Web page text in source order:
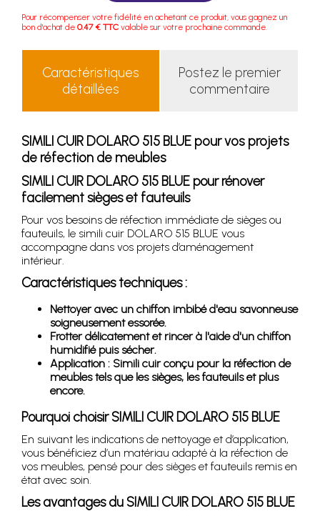
Pour récompenser votre fidélité en achetant ce produit, vous gagnez un
bon d'achat de 0.47 € TTC valable sur votre prochaine commande.
Caractéristiques
détaillées
Postez le premier
commentaire
SIMILI CUIR DOLARO 515 BLUE pour vos projets
de réfection de meubles
SIMILI CUIR DOLARO 515 BLUE pour rénover
facilement sièges et fauteuils
Pour vos besoins de réfection immédiate de sièges ou
fauteuils, le simili cuir DOLARO 515 BLUE vous
accompagne dans vos projets d’aménagement
intérieur.
Caractéristiques techniques :
Nettoyer avec un chiffon imbibé d'eau savonneuse
soigneusement essorée.
Frotter délicatement et rincer à l'aide d'un chiffon
humidifié puis sécher.
Application : Simili cuir conçu pour la réfection de
meubles tels que les sièges, les fauteuils et plus
encore.
Pourquoi choisir SIMILI CUIR DOLARO 515 BLUE
En suivant les indications de nettoyage et d’application,
vous bénéficiez d’un matériau adapté à la réfection de
vos meubles, pensé pour des sièges et fauteuils remis en
état avec soin.
Les avantages du SIMILI CUIR DOLARO 515 BLUE